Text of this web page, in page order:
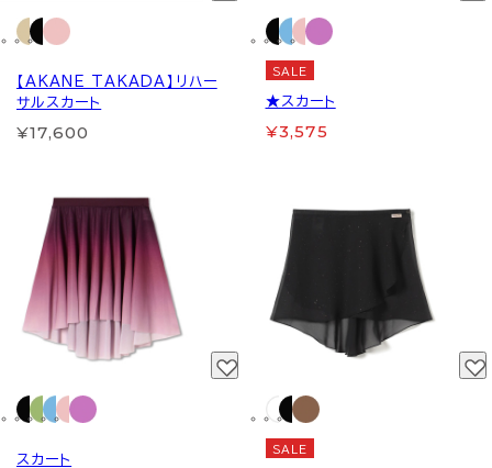
【AKANE TAKADA】リハー
サルスカート
¥17,600
SALE
★スカート
¥3,575
スカート
SALE